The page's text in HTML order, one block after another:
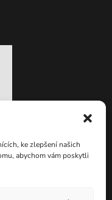
ke zlepšení našich
abychom vám poskytli